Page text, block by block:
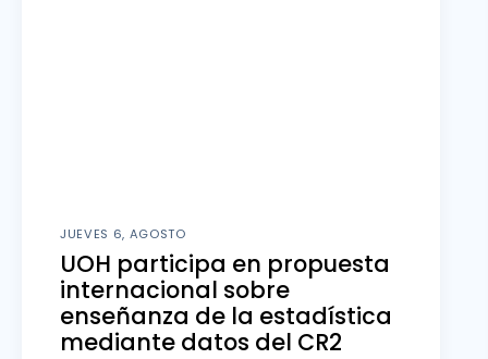
JUEVES 6, AGOSTO
UOH participa en propuesta
internacional sobre
enseñanza de la estadística
mediante datos del CR2